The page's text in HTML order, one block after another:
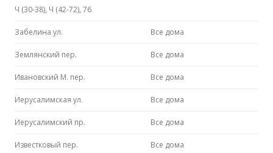
Ч (30-38), Ч (42-72), 76
Забелина ул. Все дома
Землянский пер. Все дома
Ивановский М. пер. Все дома
Иерусалимская ул. Все дома
Иерусалимский пр. Все дома
Известковый пер. Все дома